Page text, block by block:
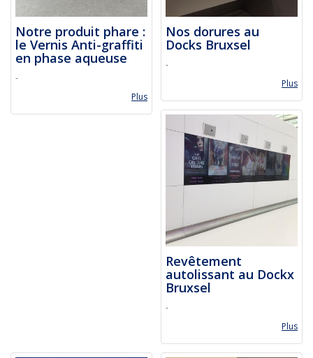
Notre produit phare :
le Vernis Anti-graffiti
en phase aqueuse
-
Plus
Nos dorures au
Docks Bruxsel
-
Plus
Revêtement
autolissant au Dockx
Bruxsel
-
Plus